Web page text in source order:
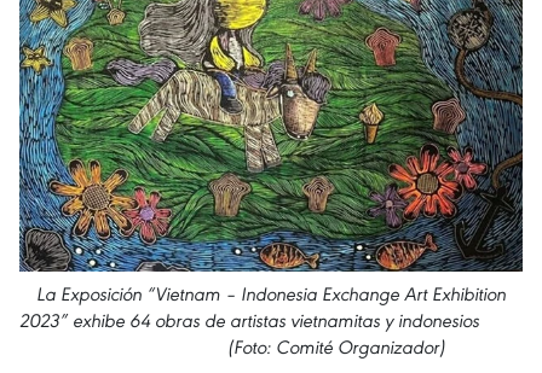
La Exposición “Vietnam – Indonesia Exchange Art Exhibition
2023” exhibe 64 obras de artistas vietnamitas y indonesios
(Foto: Comité Organizador)